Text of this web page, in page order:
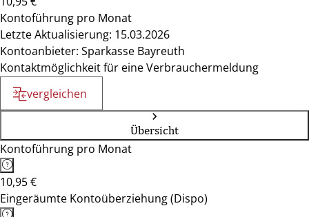
Kontoführung pro Monat
Letzte Aktualisierung: 15.03.2026
Kontoanbieter: Sparkasse Bayreuth
Kontaktmöglichkeit für eine Verbrauchermeldung
vergleichen
Übersicht
Kontoführung pro Monat
10,95 €
Eingeräumte Kontoüberziehung (Dispo)